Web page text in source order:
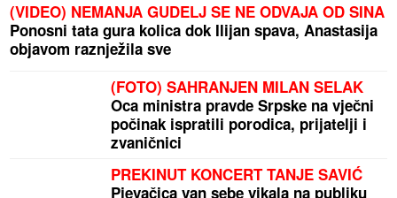
(VIDEO) NEMANJA GUDELJ SE NE ODVAJA OD SINA
Ponosni tata gura kolica dok Ilijan spava, Anastasija
objavom raznježila sve
(FOTO) SAHRANJEN MILAN SELAK
Oca ministra pravde Srpske na vječni
počinak ispratili porodica, prijatelji i
zvaničnici
PREKINUT KONCERT TANJE SAVIĆ
Pjevačica van sebe vikala na publiku